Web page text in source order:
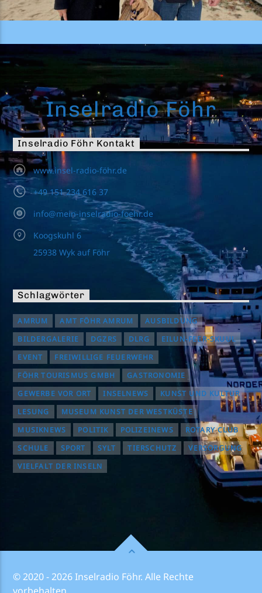
Inselradio Föhr
Inselradio Föhr Kontakt
www.insel-radio-föhr.de
+49 151 234 616 37
info@mein-inselradio-foehr.de
Koogskuhl 6
25938 Wyk auf Föhr
Schlagwörter
AMRUM AMT FÖHR AMRUM
AUSBILDUNG
BILDERGALERIE
DGZRS DLRG
EILUN-FEER-SKUUL
EVENT
FREIWILLIGE FEUERWEHR
FÖHR TOURISMUS GMBH
GASTRONOMIE
GEWERBE VOR ORT
INSELNEWS
KUNST UND KULTUR
LESUNG
MUSEUM KUNST DER WESTKÜSTE
MUSIKNEWS
POLITIK POLIZEINEWS
ROTARY CLUB
SCHULE
SPORT SYLT TIERSCHUTZ
VERSORGUNG
VIELFALT DER INSELN
© 2020 - 2026 Inselradio Föhr. Alle Rechte